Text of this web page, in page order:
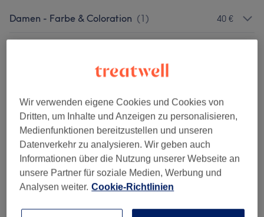
Damen - Farbe & Coloration (1) 40 €
Damen - Colorationen & Föhnen (7)
Herren - Haarschnitte & Rasuren (2) ab 20 €
Kinder - Haarschnitte & Stylings (2)
Haarkuren & Pflege (5) ab 3 €
Damen - Extras (1 )
Wir verwenden eigene Cookies und Cookies von
Dritten, um Inhalte und Anzeigen zu personalisieren,
Medienfunktionen bereitzustellen und unseren
Datenverkehr zu analysieren. Wir geben auch
Informationen über die Nutzung unserer Webseite an
unsere Partner für soziale Medien, Werbung und
Analysen weiter. Cookie-Richtlinien